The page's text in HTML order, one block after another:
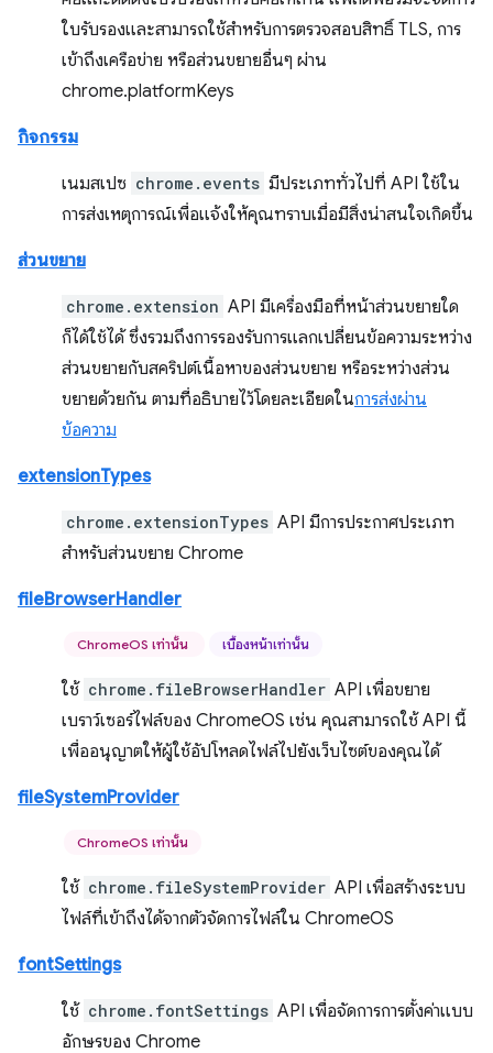
ใบรับรองและสามารถใช้สำหรับการตรวจสอบสิทธิ์ TLS, การ
เข้าถึงเครือข่าย หรือส่วนขยายอื่นๆ ผ่าน
chrome.platformKeys
กิจกรรม
เนมสเปซ chrome.events มีประเภททั่วไปที่ API ใช้ใน
การส่งเหตุการณ์เพื่อแจ้งให้คุณทราบเมื่อมีสิ่งน่าสนใจเกิดขึ้น
ส่วนขยาย
chrome.extension API มีเครื่องมือที่หน้าส่วนขยายใด
ก็ได้ใช้ได้ ซึ่งรวมถึงการรองรับการแลกเปลี่ยนข้อความระหว่าง
ส่วนขยายกับสคริปต์เนื้อหาของส่วนขยาย หรือระหว่างส่วน
ขยายด้วยกัน ตามที่อธิบายไว้โดยละเอียดในการส่งผ่าน
ข้อความ
extensionTypes
chrome.extensionTypes API มีการประกาศประเภท
สำหรับส่วนขยาย Chrome
fileBrowserHandler
ChromeOS เท่านั้น เบื้องหน้าเท่านั้น
ใช้ chrome.fileBrowserHandler API เพื่อขยาย
เบราว์เซอร์ไฟล์ของ ChromeOS เช่น คุณสามารถใช้ API นี้
เพื่ออนุญาตให้ผู้ใช้อัปโหลดไฟล์ไปยังเว็บไซต์ของคุณได้
fileSystemProvider
ChromeOS เท่านั้น
ใช้ chrome.fileSystemProvider API เพื่อสร้างระบบ
ไฟล์ที่เข้าถึงได้จากตัวจัดการไฟล์ใน ChromeOS
fontSettings
ใช้ chrome.fontSettings API เพื่อจัดการการตั้งค่าแบบ
อักษรของ Chrome